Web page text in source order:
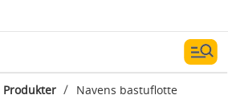
Produkter / Navens bastuflotte